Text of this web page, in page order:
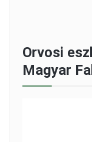
Orvosi
Magyar